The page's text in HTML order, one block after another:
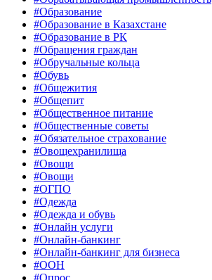
#Образование
#Образование в Казахстане
#Образование в РК
#Обращения граждан
#Обручальные кольца
#Обувь
#Общежития
#Общепит
#Общественное питание
#Общественные советы
#Обязательное страхование
#Овощехранилища
#Овощи
#Овощи
#ОГПО
#Одежда
#Одежда и обувь
#Онлайн услуги
#Онлайн-банкинг
#Онлайн-банкинг для бизнеса
#ООН
#Опрос